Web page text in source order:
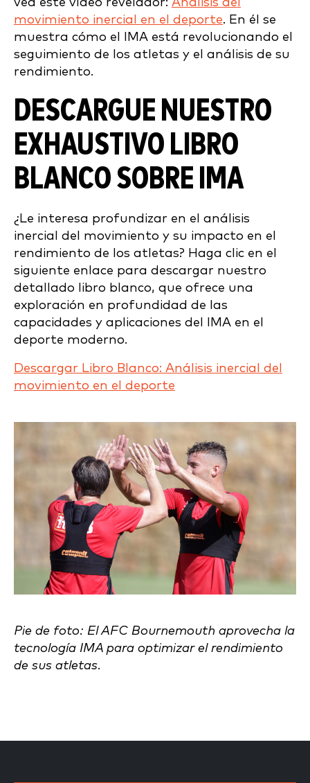
movimiento inercial en el deporte. En él se
muestra cómo el IMA está revolucionando el
seguimiento de los atletas y el análisis de su
rendimiento.
DESCARGUE NUESTRO
EXHAUSTIVO LIBRO
BLANCO SOBRE IMA
¿Le interesa profundizar en el análisis
inercial del movimiento y su impacto en el
rendimiento de los atletas? Haga clic en el
siguiente enlace para descargar nuestro
detallado libro blanco, que ofrece una
exploración en profundidad de las
capacidades y aplicaciones del IMA en el
deporte moderno.
Descargar Libro Blanco: Análisis inercial del
movimiento en el deporte
Pie de foto: El AFC Bournemouth aprovecha la
tecnología IMA para optimizar el rendimiento
de sus atletas.